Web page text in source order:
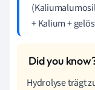
+ Kalium +
Hydrolyse trägt